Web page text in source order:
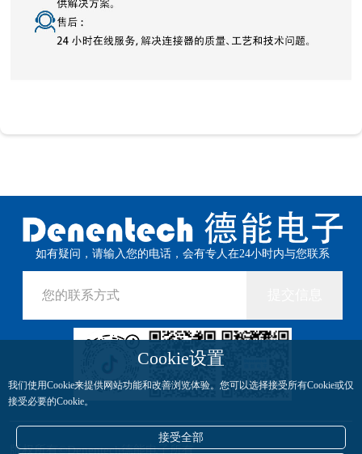
Cookie设置
我们使用Cookie来提供网站功能和改善浏览体验。您可以选择接受所有Cookie或仅
接受必要的Cookie。
接受全部
如有疑问，请输入您的电话，会有专人在24小时内与您联系
版权所有©Denentech德能电子所有